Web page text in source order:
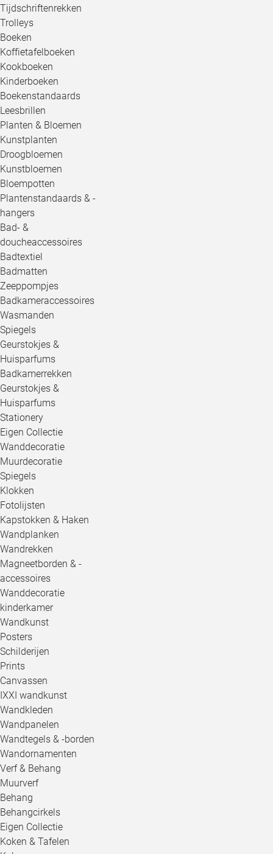
Tijdschriftenrekken
Trolleys
Boeken
Koffietafelboeken
Kookboeken
Kinderboeken
Boekenstandaards
Leesbrillen
Planten & Bloemen
Kunstplanten
Droogbloemen
Kunstbloemen
Bloempotten
Plantenstandaards & -
hangers
Bad- &
doucheaccessoires
Badtextiel
Badmatten
Zeeppompjes
Badkameraccessoires
Wasmanden
Spiegels
Geurstokjes &
Huisparfums
Badkamerrekken
Geurstokjes &
Huisparfums
Stationery
Eigen Collectie
Wanddecoratie
Muurdecoratie
Spiegels
Klokken
Fotolijsten
Kapstokken & Haken
Wandplanken
Wandrekken
Magneetborden & -
accessoires
Wanddecoratie
kinderkamer
Wandkunst
Posters
Schilderijen
Prints
Canvassen
IXXI wandkunst
Wandkleden
Wandpanelen
Wandtegels & -borden
Wandornamenten
Verf & Behang
Muurverf
Behang
Behangcirkels
Eigen Collectie
Koken & Tafelen